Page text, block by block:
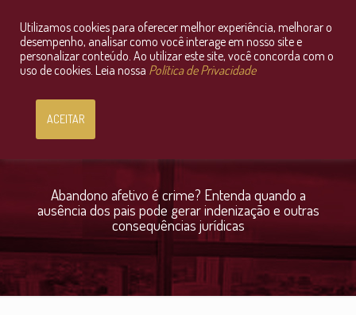
Consultoria Jurídica OnLine
Abandono afetivo é crime? Entenda quando a
ausência dos pais pode gerar indenização e outras
consequências jurídicas
Utilizamos cookies para oferecer melhor experiência, melhorar o
desempenho, analisar como você interage em nosso site e
personalizar conteúdo. Ao utilizar este site, você concorda com o
uso de cookies. Leia nossa Política de Privacidade
ACEITAR